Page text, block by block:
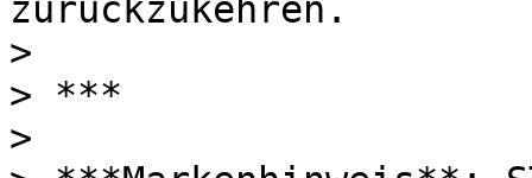
zurückzukehren.
>
> ***
>